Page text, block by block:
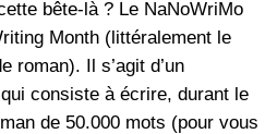
bête-là ? Le NaNoWriMo
Month (littéralement le
roman). Il s’agit d’un
qui consiste à écrire, durant le
de 50.000 mots (pour vous